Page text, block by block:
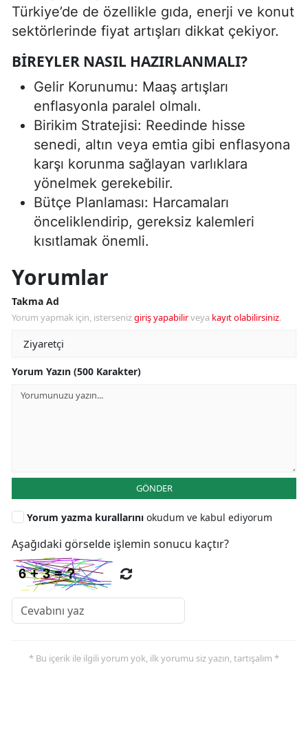
Türkiye’de de özellikle gıda, enerji ve konut
sektörlerinde fiyat artışları dikkat çekiyor.
BIREYLER NASIL HAZIRLANMALI?
Gelir Korunumu: Maaş artışları
enflasyonla paralel olmalı.
Birikim Stratejisi: Reedinde hisse
senedi, altın veya emtia gibi enflasyona
karşı korunma sağlayan varlıklara
yönelmek gerekebilir.
Bütçe Planlaması: Harcamaları
önceliklendirip, gereksiz kalemleri
kısıtlamak önemli.
Yorumlar
Takma Ad
Yorum yapmak için, istersenizgiriş yapabilirveya kayıt olabilirsiniz.
Yorum Yazın (500 Karakter)
GÖNDER
Yorum yazma kurallarını okudum ve kabul ediyorum
Aşağıdaki görselde işlemin sonucu kaçtır?
* Bu içerik ile ilgili yorum yok, ilk yorumu siz yazın, tartışalım *